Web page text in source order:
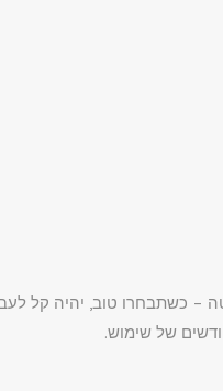
– כשתבחרו טוב, יהיה קל
של שימוש.